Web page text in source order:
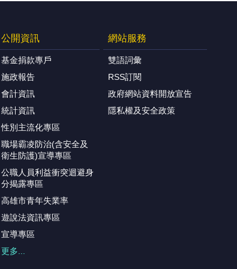
公開資訊
基金捐款專戶
施政報告
會計資訊
統計資訊
性別主流化專區
職場霸凌防治(含安全及
衛生防護)宣導專區
公職人員利益衝突迴避身
分揭露專區
高雄市青年失業率
遊說法資訊專區
宣導專區
更多...
網站服務
雙語詞彙
RSS訂閱
政府網站資料開放宣告
隱私權及安全政策